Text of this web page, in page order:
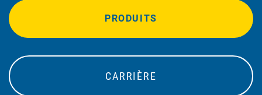
PRODUITS
CARRIÈRE